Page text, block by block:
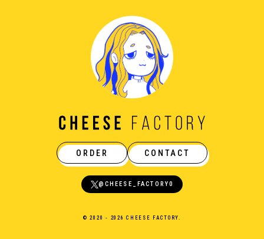
ORDER CONTACT
@CHEESE_FACTORY0
© 2020 - 2026 CHEESE FACTORY.